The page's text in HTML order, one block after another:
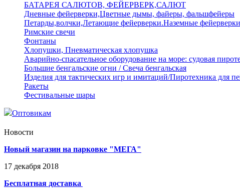
БАТАРЕЯ САЛЮТОВ, ФЕЙЕРВЕРК,САЛЮТ
Дневные фейерверки,Цветные дымы, файеры, фальшфейеры
Петарды,волчки,Летающие фейерверки.Наземные фейерверки
Римские свечи
Фонтаны
Хлопушки, Пневматическая хлопушка
Аварийно-спасательное оборудование на море: судовая
Большие бенгальские огни / Свеча бенгальская
Изделия для тактических игр и имитаций/Пиротехника для
Ракеты
Фестивальные шары
Оптовикам
Новости
Новый магазин на парковке "МЕГА"
17 декабря 2018
Бесплатная доставка